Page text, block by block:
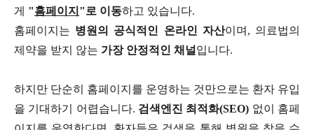
게 "홈페이지 " 로 이동하고 있습니다.
홈페이지는 병원의 공식적인 온라인 자산이며 , 의료법의
제약을 받지 않는 가장 안정적인 채널 입니다.
하지만 단순히 홈페이지를 운영하는 것만으로는 환자 유입
을 기대하기 어렵습니다. 검색엔진 최적화(SEO) 없이 홈페